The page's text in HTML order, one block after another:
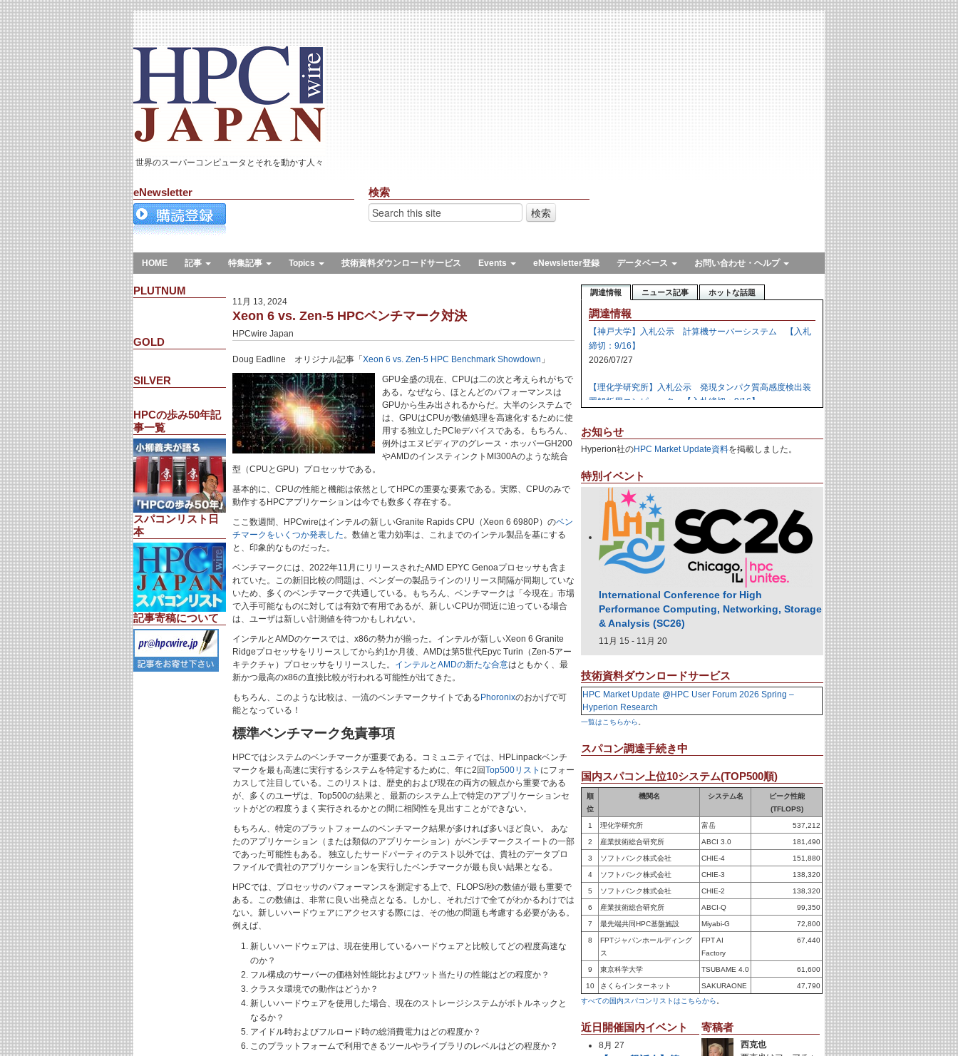
世界のスーパーコンピュータとそれを動かす人々
eNewsletter 検索
HOME 記事 特集記事 Topics 技術資料ダウンロードサービス Events eNewsletter登録 データベース お問い合わせ・ヘルプ
PLUTNUM
GOLD
SILVER
HPCの歩み50年記
事一覧
スパコンリスト日
本
記事寄稿について
11月 13, 2024
Xeon 6 vs. Zen-5 HPCベンチマーク対決
HPCwire Japan
Doug Eadline オリジナル記事「 Xeon 6 vs. Zen-5 HPC Benchmark Showdown 」
GPU全盛の現在、CPUは二の次と考えられがちで
ある。なぜなら、ほとんどのパフォーマンスは
GPUから生み出されるからだ。大半のシステムで
は、GPUはCPUが数値処理を高速化するために使
用する独立したPCIeデバイスである。もちろん、
例外はエヌビディアのグレース・ホッパーGH200
やAMDのインスティンクトMI300Aのような統合
型（CPUとGPU）プロセッサである。
基本的に、CPUの性能と機能は依然としてHPCの重要な要素である。実際、CPUのみで
動作するHPCアプリケーションは今でも数多く存在する。
ここ数週間、HPCwireはインテルの新しいGranite Rapids CPU（Xeon 6 6980P）のベン
チマークをいくつか発表した。数値と電力効率は、これまでのインテル製品を基にする
と、印象的なものだった。
ベンチマークには、2022年11月にリリースされたAMD EPYC Genoaプロセッサも含ま
れていた。この新旧比較の問題は、ベンダーの製品ラインのリリース間隔が同期していな
いため、多くのベンチマークで共通している。もちろん、ベンチマークは「今現在」市場
で入手可能なものに対しては有効で有用であるが、新しいCPUが間近に迫っている場合
は、ユーザは新しい計測値を待つかもしれない。
インテルとAMDのケースでは、x86の勢力が揃った。インテルが新しいXeon 6 Granite
Ridgeプロセッサをリリースしてから約1か月後、AMDは第5世代Epyc Turin（Zen-5アー
キテクチャ）プロセッサをリリースした。 インテルとAMDの新たな合意はともかく、最
新かつ最高のx86の直接比較が行われる可能性が出てきた。
もちろん、このような比較は、一流のベンチマークサイトである Phoronixのおかげで可
能となっている！
標準ベンチマーク免責事項
HPCではシステムのベンチマークが重要である。コミュニティでは、HPLinpackベンチ
マークを最も高速に実行するシステムを特定するために、年に2回Top500リスト にフォー
カスして注目している。このリストは、歴史的および現在の両方の観点から重要である
が、多くのユーザは、Top500の結果と、最新のシステム上で特定のアプリケーションセ
ットがどの程度うまく実行されるかとの間に相関性を見出すことができない。
もちろん、特定のプラットフォームのベンチマーク結果が多ければ多いほど良い。 あな
たのアプリケーション（または類似のアプリケーション）がベンチマークスイートの一部
であった可能性もある。 独立したサードパーティのテスト以外では、貴社のデータプロ
ファイルで貴社のアプリケーションを実行したベンチマークが最も良い結果となる。
HPCでは、プロセッサのパフォーマンスを測定する上で、FLOPS/秒の数値が最も重要で
ある。この数値は、非常に良い出発点となる。しかし、それだけで全てがわかるわけでは
ない。新しいハードウェアにアクセスする際には、その他の問題も考慮する必要がある。
例えば、
新しいハードウェアは、現在使用しているハードウェアと比較してどの程度高速な
のか？
フル構成のサーバーの価格対性能比およびワット当たりの性能はどの程度か？
クラスタ環境での動作はどうか？
新しいハードウェアを使用した場合、現在のストレージシステムがボトルネックと
なるか？
アイドル時およびフルロード時の総消費電力はどの程度か？
このプラットフォームで利用できるツールやライブラリのレベルはどの程度か？
調達情報 ニュース記事 ホットな話題
調達情報
【神戸大学】入札公示 計算機サーバーシステム 【入札
締切：9/16】
2026/07/27
【理化学研究所】入札公示 発現タンパク質高感度検出装
置解析用コンピュータ 【入札締切：9/16】
【日本原子力研究開発機構】資料招請 ＧＰＵ計算機シス
2026/07/24
【日本原子力研究開発機構】入札公示 炉心損傷解析用ク
ラスタ計算機の購入 【入札締切：9/29】
2026/07/23
【高知大学】落札公示 人工知能用計算ノード 【株式会
社エレパ】 31,988,000円
お知らせ
Hyperion社のHPC Market Update資料を掲載しました。
特別イベント
International Conference for High
Performance Computing, Networking, Storage
& Analysis (SC26)
11月 15 - 11月 20
技術資料ダウンロードサービス
HPC Market Update @HPC User Forum 2026 Spring –
Hyperion Research
一覧はこちらから
スパコン調達手続き中
国内スパコン上位10システム(TOP500順)
順
位
機関名 システム名
ピーク性能
(TFLOPS)
1 理化学研究所 富岳 537,212
2 産業技術総合研究所 ABCI 3.0 181,490
3 ソフトバンク株式会社 CHIE-4 151,880
4 ソフトバンク株式会社 CHIE-3 138,320
5 ソフトバンク株式会社 CHIE-2 138,320
6 産業技術総合研究所 ABCI-Q 99,350
7 最先端共同HPC基盤施設 Miyabi-G 72,800
8
FPTジャパンホールディング
ス
FPT AI
Factory
67,440
9 東京科学大学 TSUBAME 4.0 61,600
10 さくらインターネット SAKURAONE
47,790
すべての国内スパコンリストはこちらから
近日開催国内イベント
8月 27
寄稿者
西克也